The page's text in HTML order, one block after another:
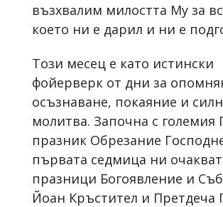
възхвалим милостта Му за
което ни е дарил и ни е
Този месец e като истински
фойерверк от дни за
осъзнаване, покаяние и
молитва. Започна с големия
празник Обрезание
първата седмица ни
празници Богоявление и
Йоан Кръстител и Претдеча